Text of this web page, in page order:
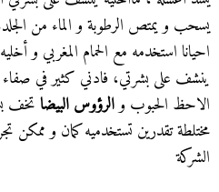
يسحب و يمتص الرطوبة و الماء من
احيانا استخدمه مع الحمام المغربي و
ينشف على بشرتي، فادني كثير في صفاء
الاحظ الحبوب والرؤوس البيضاتخف
مختلطة تقدرين تستخدميه كمان و ممكن
الشركة